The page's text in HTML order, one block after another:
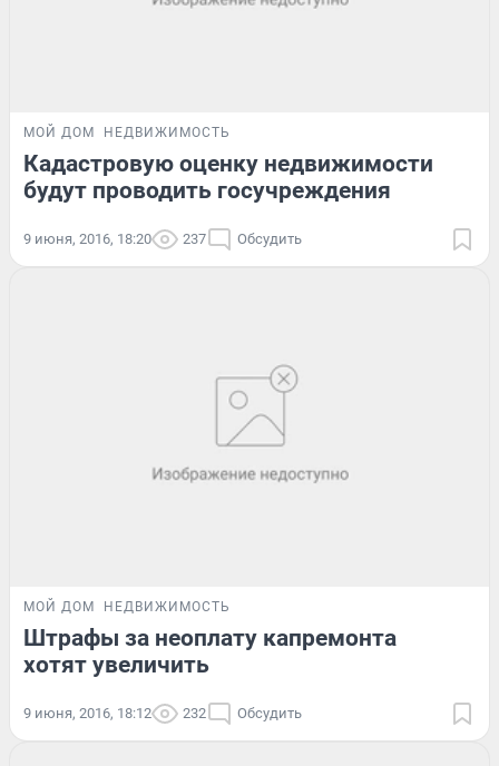
МОЙ ДОМ НЕДВИЖИМОСТЬ
Кадастровую оценку недвижимости
будут проводить госучреждения
9 июня, 2016, 18:20 237 Обсудить
МОЙ ДОМ НЕДВИЖИМОСТЬ
Штрафы за неоплату капремонта
хотят увеличить
9 июня, 2016, 18:12 232 Обсудить